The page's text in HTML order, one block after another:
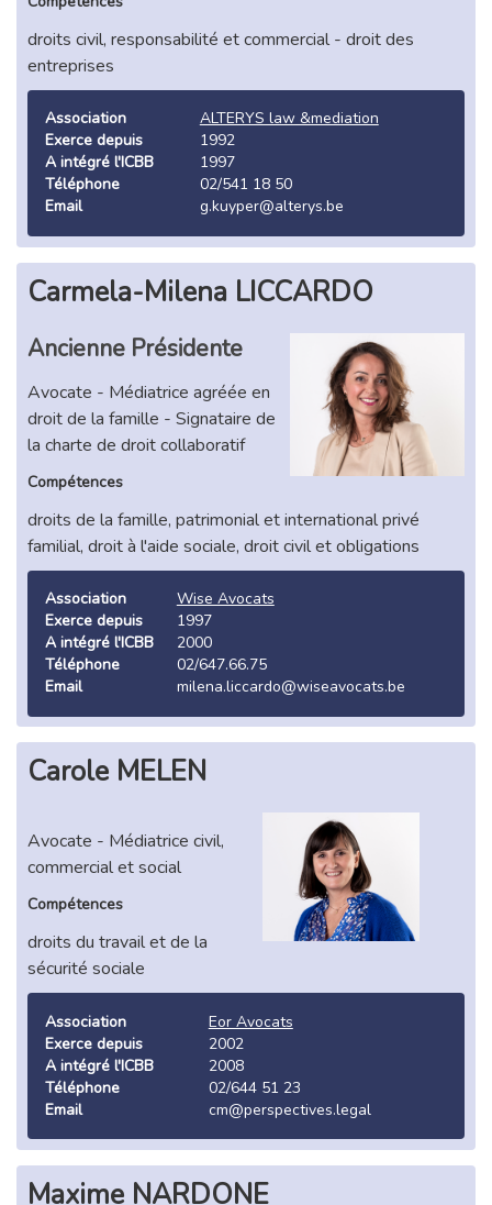
droits civil, responsabilité et commercial - droit des
entreprises
Association
ALTERYS law &mediation
Exerce depuis
1992
A intégré l'ICBB
1997
Téléphone
02/541 18 50
Email
g.kuyper@alterys.be
Carmela-Milena LICCARDO
Ancienne Présidente
Avocate - Médiatrice agréée en
droit de la famille - Signataire de
la charte de droit collaboratif
Compétences
droits de la famille, patrimonial et international privé
familial, droit à l'aide sociale, droit civil et obligations
Association
Wise Avocats
Exerce depuis
1997
A intégré l'ICBB
2000
Téléphone
02/647.66.75
Email
milena.liccardo@wiseavocats.be
Carole MELEN
Avocate - Médiatrice civil,
commercial et social
Compétences
droits du travail et de la
sécurité sociale
Association
Eor Avocats
Exerce depuis
2002
A intégré l'ICBB
2008
Téléphone
02/644 51 23
Email
cm@perspectives.legal
Maxime NARDONE